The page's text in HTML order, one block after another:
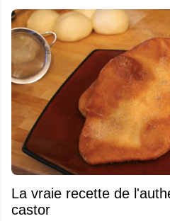
La vraie recette de
castor